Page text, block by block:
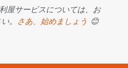
屋サービスについては、お
。 さあ、始めましょう 😊